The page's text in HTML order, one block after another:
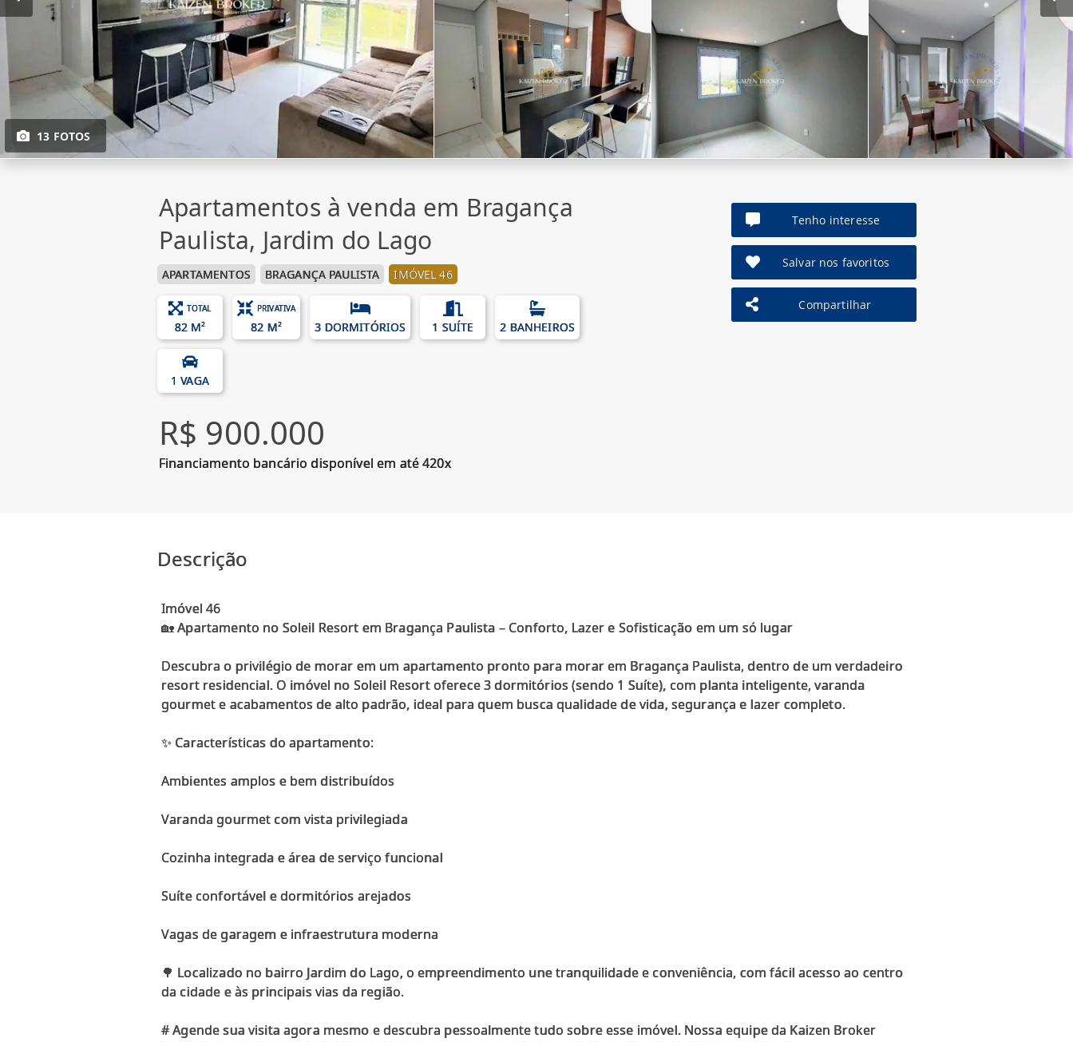
13 FOTOS
Apartamentos à venda em Bragança
Paulista, Jardim do Lago
APARTAMENTOS BRAGANÇA PAULISTA IMÓVEL 46
TOTAL
82 M²
PRIVATIVA
82 M² 3 DORMITÓRIOS 1 SUÍTE 2 BANHEIROS
1 VAGA
R$ 900.000
Financiamento bancário disponível em até 420x
Tenho interesse
Salvar nos favoritos
Compartilhar
Descrição
Imóvel 46
🏡 Apartamento no Soleil Resort em Bragança Paulista – Conforto, Lazer e Sofisticação em um só lugar
Descubra o privilégio de morar em um apartamento pronto para morar em Bragança Paulista, dentro de um verdadeiro
resort residencial. O imóvel no Soleil Resort oferece 3 dormitórios (sendo 1 Suíte), com planta inteligente, varanda
gourmet e acabamentos de alto padrão, ideal para quem busca qualidade de vida, segurança e lazer completo.
✨ Características do apartamento:
Ambientes amplos e bem distribuídos
Varanda gourmet com vista privilegiada
Cozinha integrada e área de serviço funcional
Suíte confortável e dormitórios arejados
Vagas de garagem e infraestrutura moderna
🌳 Localizado no bairro Jardim do Lago, o empreendimento une tranquilidade e conveniência, com fácil acesso ao centro
da cidade e às principais vias da região.
# Agende sua visita agora mesmo e descubra pessoalmente tudo sobre esse imóvel. Nossa equipe da Kaizen Broker